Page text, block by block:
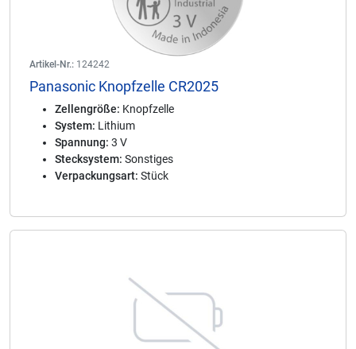
Artikel-Nr.: 124242
Panasonic Knopfzelle CR2025
Zellengröße: Knopfzelle
System: Lithium
Spannung: 3 V
Stecksystem: Sonstiges
Verpackungsart: Stück